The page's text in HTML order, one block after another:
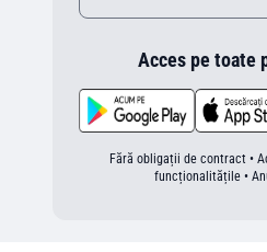
Acces pe toate
Fără obligații de contract •
funcționalitățile •